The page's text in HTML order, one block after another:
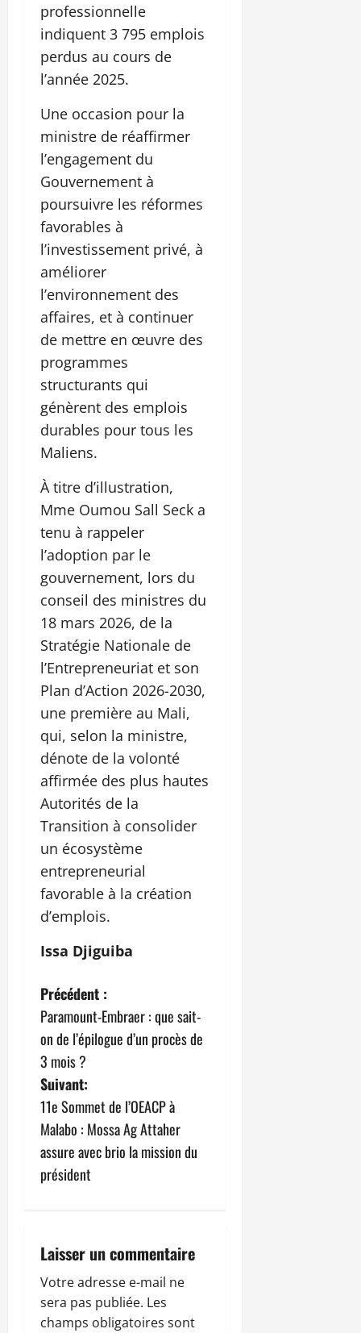
professionnelle
indiquent 3 795 emplois
perdus au cours de
l’année 2025.
Une occasion pour la
ministre de réaffirmer
l’engagement du
Gouvernement à
poursuivre les réformes
favorables à
l’investissement privé, à
améliorer
l’environnement des
affaires, et à continuer
de mettre en œuvre des
programmes
structurants qui
génèrent des emplois
durables pour tous les
Maliens.
À titre d’illustration,
Mme Oumou Sall Seck a
tenu à rappeler
l’adoption par le
gouvernement, lors du
conseil des ministres du
18 mars 2026, de la
Stratégie Nationale de
l’Entrepreneuriat et son
Plan d’Action 2026-2030,
une première au Mali,
qui, selon la ministre,
dénote de la volonté
affirmée des plus hautes
Autorités de la
Transition à consolider
un écosystème
entrepreneurial
favorable à la création
d’emplois.
Issa Djiguiba
N
a
v
i
g
a
o
n
Précédent :
Paramount-Embraer : que sait-
on de l’épilogue d’un procès de
3 mois ?
Suivant:
11e Sommet de l’OEACP à
Malabo : Mossa Ag Attaher
assure avec brio la mission du
président
Laisser un commentaire
Votre adresse e-mail ne
sera pas publiée. Les
champs obligatoires sont